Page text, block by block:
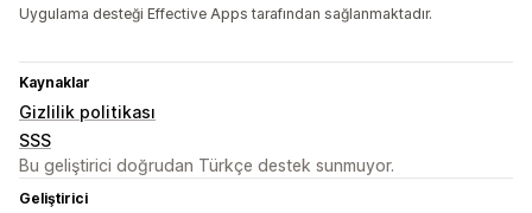
Uygulama desteği Effective Apps tarafından sağlanmaktadır.
Kaynaklar
Gizlilik politikası
SSS
Bu geliştirici doğrudan Türkçe destek sunmuyor.
Geliştirici